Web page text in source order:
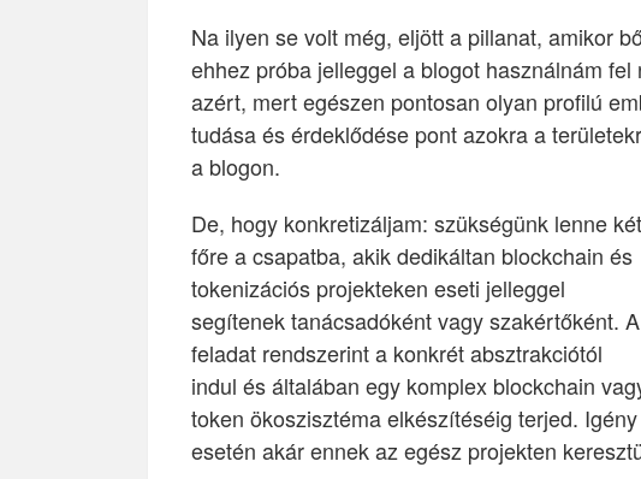
Na ilyen se volt még, eljött a pillanat, amikor
ehhez próba jelleggel a blogot használnám
azért, mert egészen pontosan olyan profilú
tudása és érdeklődése pont azokra a
a blogon.
De, hogy konkretizáljam: szükségünk lenne két
főre a csapatba, akik dedikáltan blockchain és
tokenizációs projekteken eseti jelleggel
segítenek tanácsadóként vagy szakértőként. A
feladat rendszerint a konkrét absztrakciótól
indul és általában egy komplex blockchain
token ökoszisztéma elkészítéséig terjed. Igény
esetén akár ennek az egész projekten